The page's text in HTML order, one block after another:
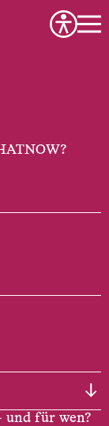
und für wen?